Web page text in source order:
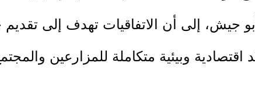
أبو جيش، إلى أن الاتفاقيات تهدف إلى
اقتصادية وبيئية متكاملة للمزارعين